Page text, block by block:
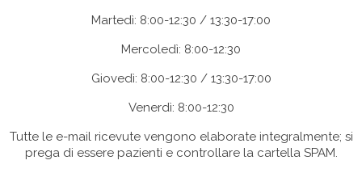
Martedì: 8:00-12:30 / 13:30-17:00
Mercoledì: 8:00-12:30
Giovedì: 8:00-12:30 / 13:30-17:00
Venerdì: 8:00-12:30
Tutte le e-mail ricevute vengono elaborate integralmente; si
prega di essere pazienti e controllare la cartella SPAM.